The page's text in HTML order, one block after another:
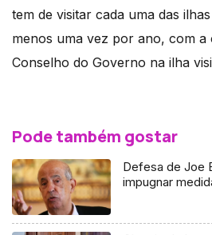
tem de visitar cada uma das
menos uma vez por ano, com
Conselho do Governo na ilha
Pode também gostar
Defesa de Joe
impugnar